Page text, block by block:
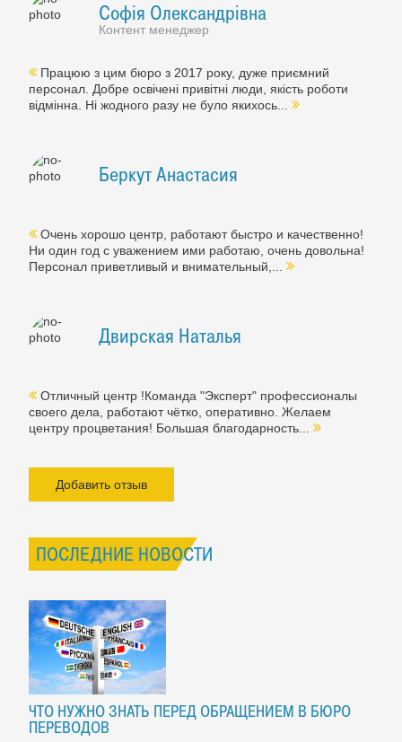
Софія Олександрівна
Контент менеджер
Працюю з цим бюро з 2017 року, дуже приємний
персонал. Добре освічені привітні люди, якість роботи
відмінна. Ні жодного разу не було якихось...
Беркут Анастасия
Очень хорошо центр, работают быстро и качественно!
Ни один год с уважением ими работаю, очень довольна!
Персонал приветливый и внимательный,...
Двирская Наталья
Отличный центр !Команда "Эксперт" профессионалы
своего дела, работают чётко, оперативно. Желаем
центру процветания! Большая благодарность...
Добавить отзыв
ПОСЛЕДНИЕ НОВОСТИ
ЧТО НУЖНО ЗНАТЬ ПЕРЕД ОБРАЩЕНИЕМ В БЮРО
ПЕРЕВОДОВ